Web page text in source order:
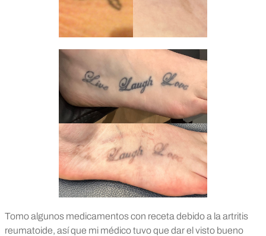
Tomo algunos medicamentos con receta debido a la artritis
reumatoide, así que mi médico tuvo que dar el visto bueno